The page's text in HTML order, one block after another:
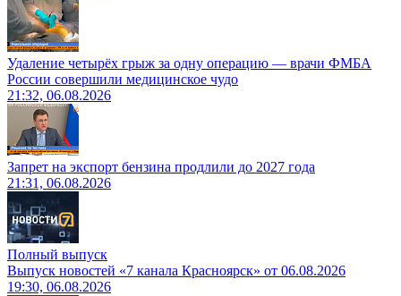
Удаление четырёх грыж за одну операцию — врачи ФМБА
России совершили медицинское чудо
21:32, 06.08.2026
Запрет на экспорт бензина продлили до 2027 года
21:31, 06.08.2026
Полный выпуск
Выпуск новостей «7 канала Красноярск» от 06.08.2026
19:30, 06.08.2026